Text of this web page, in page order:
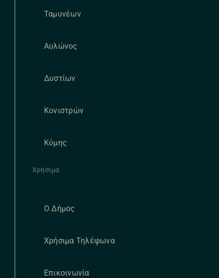
Ταμυνέων
Αυλώνος
Δυστίων
Κονιστρών
Κύμης
Χρήσιμα
Ο Δήμος
Χρήσιμα Τηλέφωνα
Επικοινωνία